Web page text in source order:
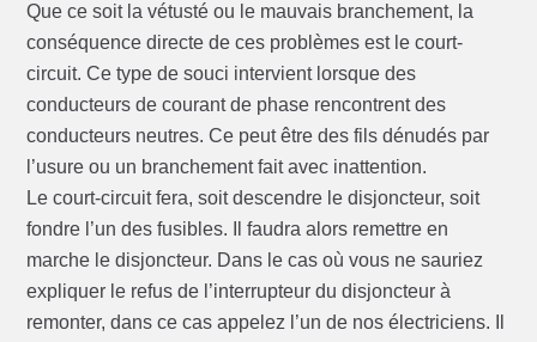
Que ce soit la vétusté ou le mauvais branchement, la
conséquence directe de ces problèmes est le court-
circuit. Ce type de souci intervient lorsque des
conducteurs de courant de phase rencontrent des
conducteurs neutres. Ce peut être des fils dénudés par
l’usure ou un branchement fait avec inattention.
Le court-circuit fera, soit descendre le disjoncteur, soit
fondre l’un des fusibles. Il faudra alors remettre en
marche le disjoncteur. Dans le cas où vous ne sauriez
expliquer le refus de l’interrupteur du disjoncteur à
remonter, dans ce cas appelez l’un de nos électriciens. Il